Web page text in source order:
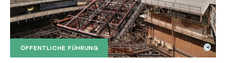
ÖFFENTLICHE FÜHRUNG
Der Erzschrägaufzug der Völklinger Hütte mit
Copyright: Weltkulturerbe Völklinger Hütte | Karl
©